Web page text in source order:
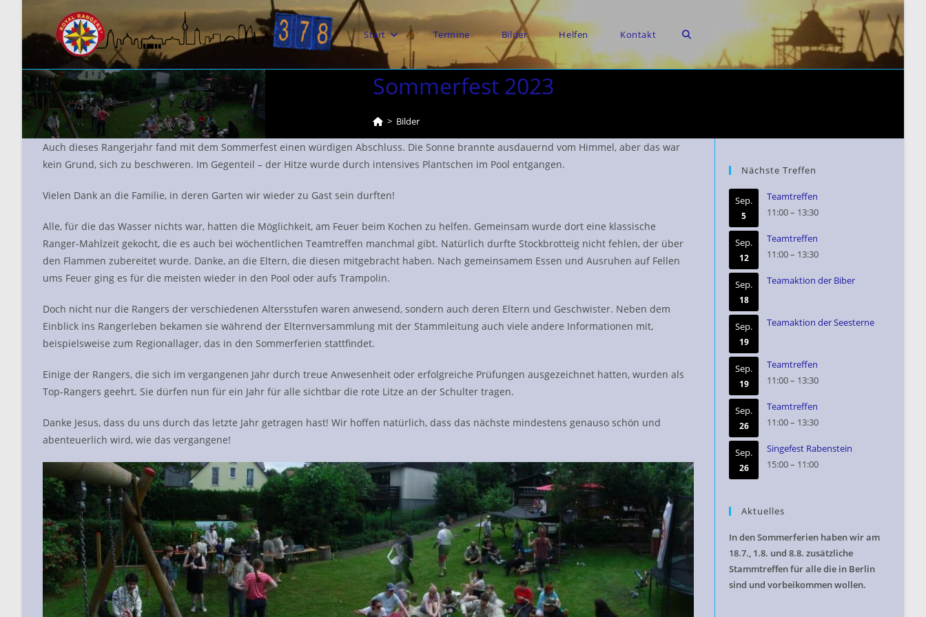
springen
Start Termine Bilder Helfen Kontakt Website-
umschalten
Sommerfest 2023
> Bilder
Auch dieses Rangerjahr fand mit dem Sommerfest einen würdigen Abschluss. Die Sonne brannte ausdauernd vom Himmel, aber das war
kein Grund, sich zu beschweren. Im Gegenteil – der Hitze wurde durch intensives Plantschen im Pool entgangen.
Vielen Dank an die Familie, in deren Garten wir wieder zu Gast sein durften!
Alle, für die das Wasser nichts war, hatten die Möglichkeit, am Feuer beim Kochen zu helfen. Gemeinsam wurde dort eine klassische
Ranger-Mahlzeit gekocht, die es auch bei wöchentlichen Teamtreffen manchmal gibt. Natürlich durfte Stockbrotteig nicht fehlen, der über
den Flammen zubereitet wurde. Danke, an die Eltern, die diesen mitgebracht haben. Nach gemeinsamem Essen und Ausruhen auf Fellen
ums Feuer ging es für die meisten wieder in den Pool oder aufs Trampolin.
Doch nicht nur die Rangers der verschiedenen Altersstufen waren anwesend, sondern auch deren Eltern und Geschwister. Neben dem
Einblick ins Rangerleben bekamen sie während der Elternversammlung mit der Stammleitung auch viele andere Informationen mit,
beispielsweise zum Regionallager, das in den Sommerferien stattfindet.
Einige der Rangers, die sich im vergangenen Jahr durch treue Anwesenheit oder erfolgreiche Prüfungen ausgezeichnet hatten, wurden als
Top-Rangers geehrt. Sie dürfen nun für ein Jahr für alle sichtbar die rote Litze an der Schulter tragen.
Danke Jesus, dass du uns durch das letzte Jahr getragen hast! Wir hoffen natürlich, dass das nächste mindestens genauso schön und
abenteuerlich wird, wie das vergangene!
Nächste Treffen
Sep.
5
Teamtreffen
11:00– 13:30
Sep.
12
Teamtreffen
11:00– 13:30
Sep.
18
Teamaktion der Biber
Sep.
19
Teamaktion der Seesterne
Sep.
19
Teamtreffen
11:00– 13:30
Sep.
26
Teamtreffen
11:00– 13:30
Sep.
26
Singefest Rabenstein
15:00– 11:00
Aktuelles
In den Sommerferien haben wir am
18.7., 1.8. und 8.8. zusätzliche
Stammtreffen für alle die in Berlin
sind und vorbeikommen wollen.